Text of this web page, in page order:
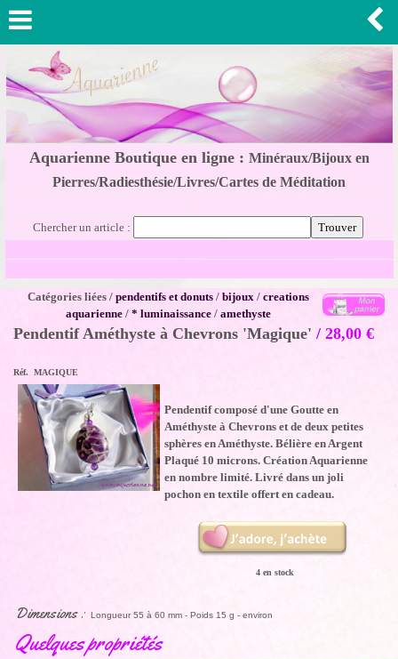
Aquarienne Boutique en ligne : Minéraux/Bijoux en
Pierres/Radiesthésie/Livres/Cartes de Méditation
Chercher un article :
Catégories liées / pendentifs et donuts/ bijoux/ creations
aquarienne/ * luminaissance/ amethyste
Pendentif Améthyste à Chevrons 'Magique' / 28,00 €
Réf. MAGIQUE
Pendentif composé d'une Goutte en
Améthyste à Chevrons et de deux petites
sphères en Améthyste. Bélière en Argent
Plaqué 10 microns. Création Aquarienne
en nombre limité. Livré dans un joli
pochon en textile offert en cadeau.
4 en stock
Dimensions : Longueur 55 à 60 mm - Poids 15 g - environ
Quelques propriétés